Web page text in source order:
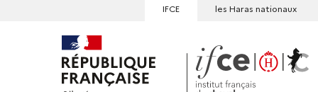
IFCE les Haras nationaux